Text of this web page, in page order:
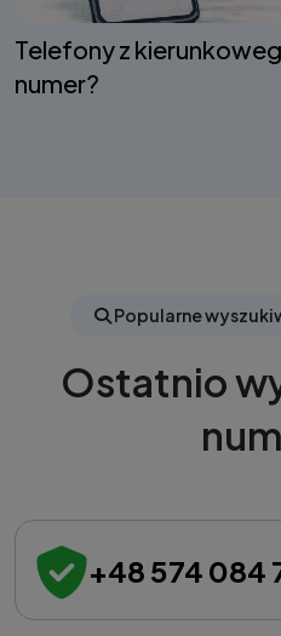
Telefony z
numer?
Popularne
Ostatnio
+48 574 084